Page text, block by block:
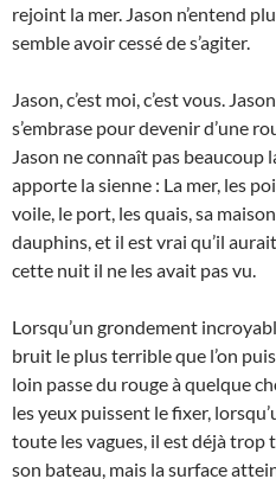
rejoint la mer. Jason n’entend
semble avoir cessé de s’agiter.
Jason, c’est moi, c’est vous.
s’embrase pour devenir d’une
Jason ne connaît pas beaucoup
apporte la sienne : La mer, les
voile, le port, les quais, sa
dauphins, et il est vrai qu’il
cette nuit il ne les avait pas vu.
Lorsqu’un grondement
bruit le plus terrible que l’on
loin passe du rouge à quelque
les yeux puissent le fixer,
toute les vagues, il est déjà trop
son bateau, mais la surface